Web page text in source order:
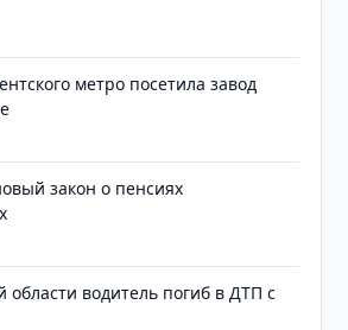
метро посетила завод
закон о пенсиях
области водитель погиб в ДТП с